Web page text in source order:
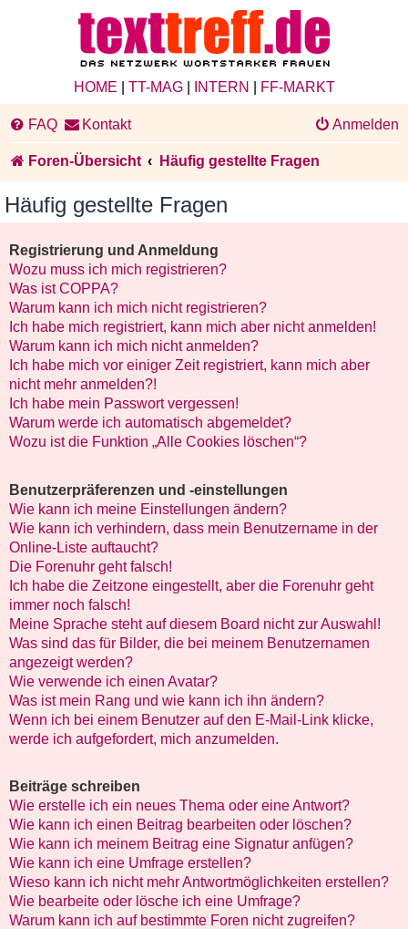
HOME TT-MAG| INTERN FF-MARKT
FAQ Kontakt Anmelden
Foren-Übersicht Häufig gestellte Fragen
Häufig gestellte Fragen
Registrierung und Anmeldung
Wozu muss ich mich registrieren?
Was ist COPPA?
Warum kann ich mich nicht registrieren?
Ich habe mich registriert, kann mich aber nicht anmelden!
Warum kann ich mich nicht anmelden?
Ich habe mich vor einiger Zeit registriert, kann mich aber
nicht mehr anmelden?!
Ich habe mein Passwort vergessen!
Warum werde ich automatisch abgemeldet?
Wozu ist die Funktion „Alle Cookies löschen“?
Benutzerpräferenzen und -einstellungen
Wie kann ich meine Einstellungen ändern?
Wie kann ich verhindern, dass mein Benutzername in der
Online-Liste auftaucht?
Die Forenuhr geht falsch!
Ich habe die Zeitzone eingestellt, aber die Forenuhr geht
immer noch falsch!
Meine Sprache steht auf diesem Board nicht zur Auswahl!
Was sind das für Bilder, die bei meinem Benutzernamen
angezeigt werden?
Wie verwende ich einen Avatar?
Was ist mein Rang und wie kann ich ihn ändern?
Wenn ich bei einem Benutzer auf den E-Mail-Link klicke,
werde ich aufgefordert, mich anzumelden.
Beiträge schreiben
Wie erstelle ich ein neues Thema oder eine Antwort?
Wie kann ich einen Beitrag bearbeiten oder löschen?
Wie kann ich meinem Beitrag eine Signatur anfügen?
Wie kann ich eine Umfrage erstellen?
Wieso kann ich nicht mehr Antwortmöglichkeiten erstellen?
Wie bearbeite oder lösche ich eine Umfrage?
Warum kann ich auf bestimmte Foren nicht zugreifen?